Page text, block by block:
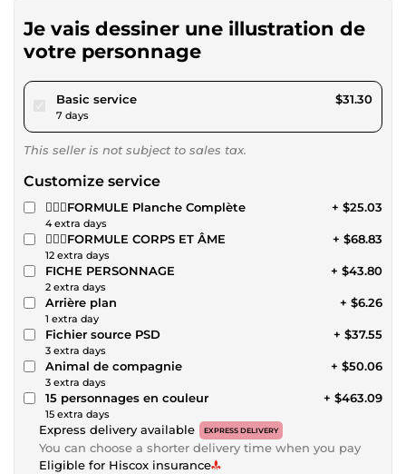
Je vais dessiner une illustration de
votre personnage
Basic servicepour $28.84
7 days
$31.30
This seller is not subject to sales tax.
Customize service
🧙🏽‍♂️FORMULE Planche Complète
4 extra days
+ $25.03
🧝🏽‍♂️FORMULE CORPS ET ÂME
12 extra days
+ $68.83
FICHE PERSONNAGE
2 extra days
+ $43.80
Arrière plan
1 extra day
+ $6.26
Fichier source PSD
3 extra days
+ $37.55
Animal de compagnie
3 extra days
+ $50.06
15 personnages en couleur
15 extra days
+ $463.09
Express delivery available EXPRESS DELIVERY
You can choose a shorter delivery time when you pay
Eligible for Hiscox insurance